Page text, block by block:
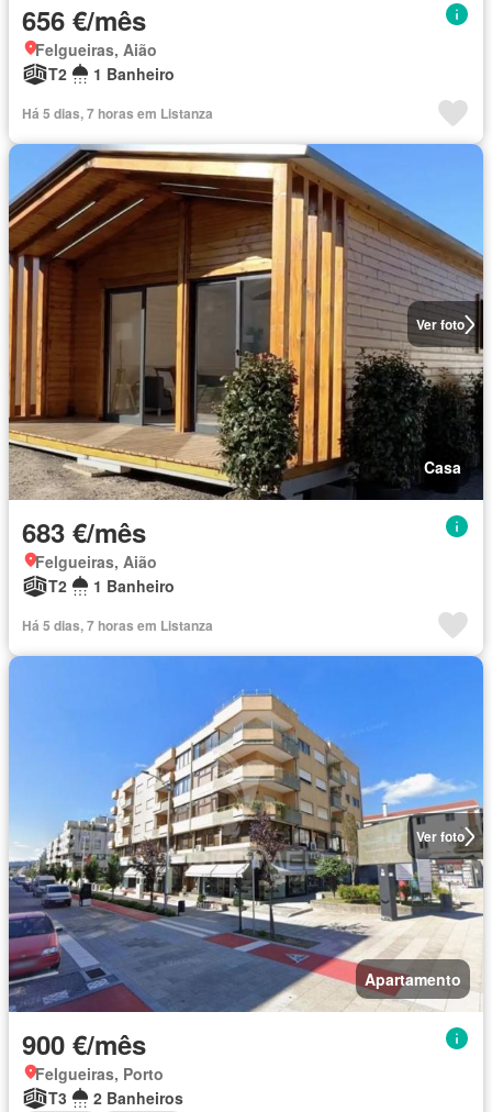
656 €/mês
Felgueiras, Aião
T2
1 Banheiro
Há 5 dias, 7 horas em Listanza
Ver foto
Casa
683 €/mês
Felgueiras, Aião
T2
1 Banheiro
Há 5 dias, 7 horas em Listanza
Ver foto
Apartamento
900 €/mês
Felgueiras, Porto
T3
2 Banheiros